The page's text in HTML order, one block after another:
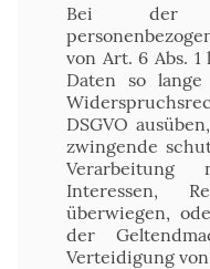
Bei der
von Art. 6 Abs.
Daten so
DSGVO
zwingende
Verarbeitung
Interessen,
überwiegen,
der
Verteidigung